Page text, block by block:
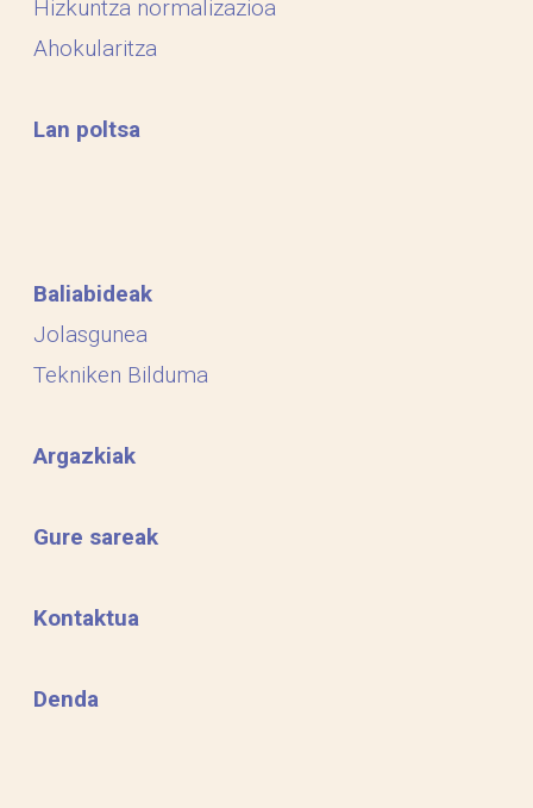
Hizkuntza normalizazioa
Ahokularitza
Lan poltsa
Baliabideak
Jolasgunea
Tekniken Bilduma
Argazkiak
Gure sareak
Kontaktua
Denda